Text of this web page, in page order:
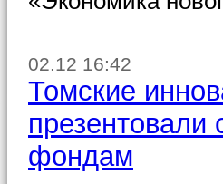
02.12 16:42
Томские
презентовали
фондам